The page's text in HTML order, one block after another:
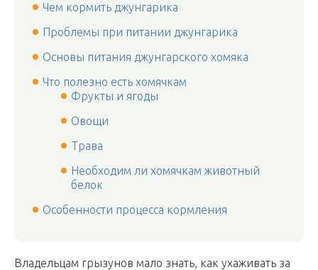
Чем кормить джунгарика
Проблемы при питании джунгарика
Основы питания джунгарского хомяка
Что полезно есть хомячкам
Фрукты и ягоды
Овощи
Трава
Необходим ли хомячкам животный
белок
Особенности процесса кормления
Владельцам грызунов мало знать, как ухаживать за